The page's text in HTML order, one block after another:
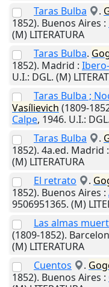
Taras Bulba
.
1852). Buenos Aires :
(M) LITERATURA
Taras Bulba.
1852). Madrid :
U.I.: DGL. (M)
Taras Bulba ;
Vasílievich (1809-
Calpe, 1946. U.I.:
Taras Bulba
.
1852). 4a.ed. Madrid :
(M) LITERATURA
El retrato
.
1852). Buenos Aires :
9506951365. (M)
Las almas
(1809-1852).
(M) LITERATURA
Cuentos
.
1852). Buenos Aires :